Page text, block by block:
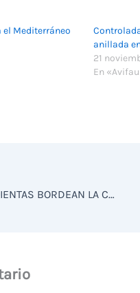
el Mediterráneo
anillada
21
En
MILES DE PARDELAS CENICIENTAS BORDEAN LA COSTA SUDALICANTINA